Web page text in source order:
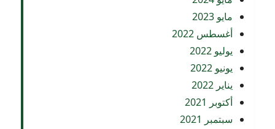
مايو 2023
أغسطس 2022
يوليو 2022
يونيو 2022
يناير 2022
أكتوبر 2021
سبتمبر 2021